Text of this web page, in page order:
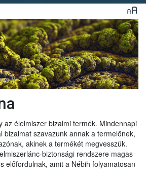
az élelmiszer bizalmi termék. Mindennapi
bizalmat szavazunk annak a termelőnek,
akinek a termékét megvesszük.
biztonsági rendszere magas
előfordulnak, amit a Nébih folyamatosan